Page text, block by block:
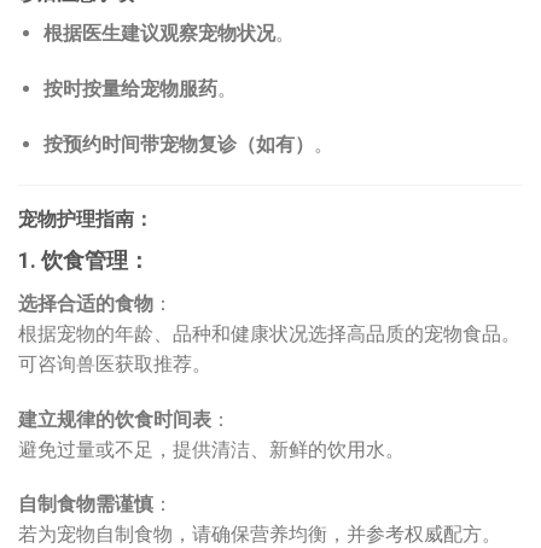
根据医生建议观察宠物状况。
按时按量给宠物服药。
按预约时间带宠物复诊（如有） 。
宠物护理指南：
1. 饮食管理：
选择合适的食物 ：
根据宠物的年龄、品种和健康状况选择高品质的宠物食品。
可咨询兽医获取推荐。
建立规律的饮食时间表 ：
避免过量或不足，提供清洁、新鲜的饮用水。
自制食物需谨慎 ：
若为宠物自制食物，请确保营养均衡，并参考权威配方。